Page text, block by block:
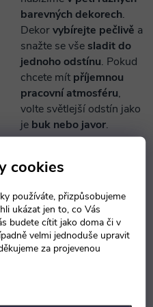
cookies
používáte, přizpůsobujeme
ukázat jen to, co Vás
budete cítit jako doma či v
velmi jednoduše upravit
za projevenou
barevných dekorech.
Dekorvybírejte pečlivě a
snažte se vše sladit do
jednoho odstínu. Pokud
chcete mít příjemnou
pracovní atmosféru,
volte světlejší odstín jako
je buk nebo javor.
Tmavé dekory jako
calvados
naopak vyvolávají pocit
jistoty a autority
V případě, že byste
potřebovali jiný dezén,